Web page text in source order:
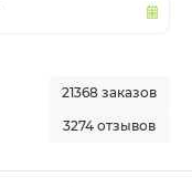
21368 заказов
3274 отзывов